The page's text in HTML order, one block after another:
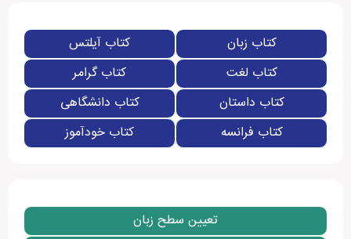
کتاب زبان
کتاب آیلتس
کتاب لغت
کتاب گرامر
کتاب داستان
کتاب دانشگاهی
کتاب فرانسه
کتاب خودآموز
تعیین سطح زبان